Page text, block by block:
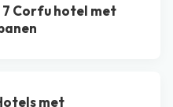
7 Corfu hotel met
met